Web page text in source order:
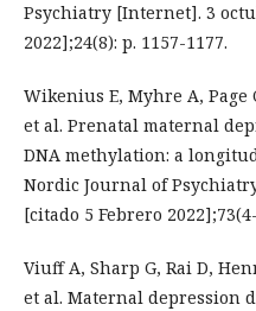
Psychiatry [Internet]. 3
2022];24(8): p. 1157-1177.
Wikenius E, Myhre A, Page
et al. Prenatal maternal
DNA methylation: a
Nordic Journal of
[citado 5 Febrero
Viuff A, Sharp G, Rai D,
et al. Maternal depression